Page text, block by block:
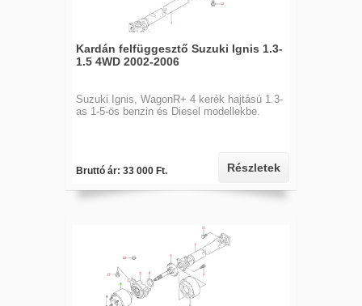
Kardán felfüggesztő Suzuki Ignis 1.3-
1.5 4WD 2002-2006
Suzuki Ignis, WagonR+ 4 kerék hajtású 1.3-
as 1-5-ös benzin és Diesel modellekbe.
Bruttó ár: 33 000 Ft. Részletek